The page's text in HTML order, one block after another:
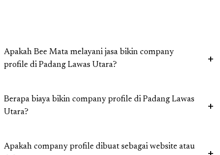
Apakah Bee Mata melayani jasa bikin company
profile di Padang Lawas Utara?
Berapa biaya bikin company profile di Padang Lawas
Utara?
Apakah company profile dibuat sebagai website atau